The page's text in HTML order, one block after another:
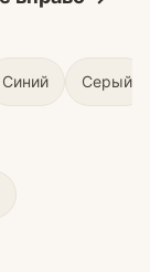
Синий Серый